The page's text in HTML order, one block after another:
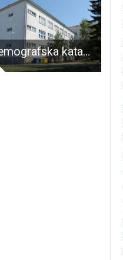
Demografska katastrofa u gospićkim srednjim školama